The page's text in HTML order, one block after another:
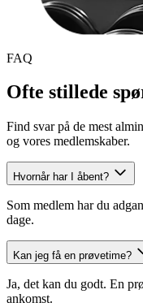
FAQ
Ofte stillede
Find svar på de mest
og vores medlemskaber.
Hvornår har I åbent?
Som medlem har du
dage.
Kan jeg få en prøvetime?
Ja, det kan du godt. En
ankomst.